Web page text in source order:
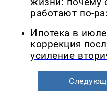
работают по-
Ипотека в
коррекция
усиление